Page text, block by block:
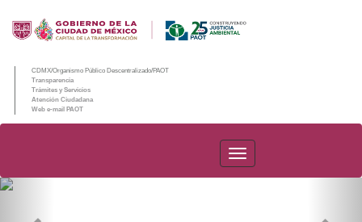
CDMX/Organismo Público Descentralizado/PAOT
Transparencia
Trámites y Servicios
Atención Ciudadana
Web e-mail PAOT
PAOT